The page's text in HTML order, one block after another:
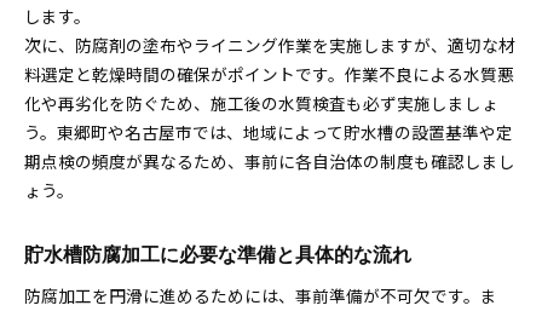
します。
次に、防腐剤の塗布やライニング作業を実施しますが、適切な材
料選定と乾燥時間の確保がポイントです。作業不良による水質悪
化や再劣化を防ぐため、施工後の水質検査も必ず実施しましょ
う。東郷町や名古屋市では、地域によって貯水槽の設置基準や定
期点検の頻度が異なるため、事前に各自治体の制度も確認しまし
ょう。
貯水槽防腐加工に必要な準備と具体的な流れ
防腐加工を円滑に進めるためには、事前準備が不可欠です。ま